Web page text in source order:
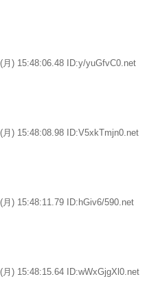
月) 15:48:06.48 ID:y/yuGfvC0.net
月) 15:48:08.98 ID:V5xkTmjn0.net
月) 15:48:11.79 ID:hGiv6/590.net
月) 15:48:15.64 ID:wWxGjgXl0.net